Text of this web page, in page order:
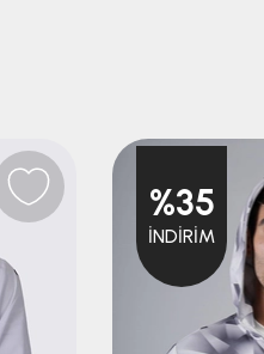
%35
İNDIRIM